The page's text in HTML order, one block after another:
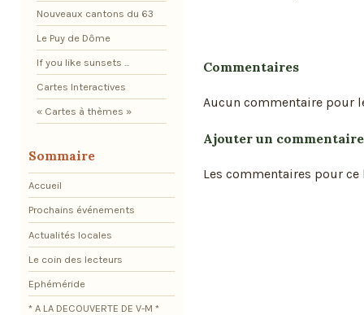
Commentaires
Aucun commentaire pour
Ajouter un commentaire
Les commentaires pour
Nouveaux cantons du 63
Le Puy de Dôme
If you like sunsets ...
Cartes Interactives
« Cartes à thèmes »
Sommaire
Accueil
Prochains événements
Actualités locales
Le coin des lecteurs
Ephéméride
* A LA DECOUVERTE DE V-M *